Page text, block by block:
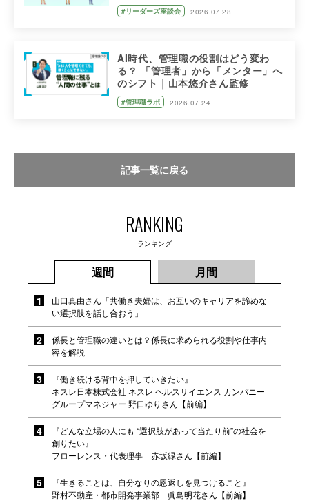
#リーダーズ座談会 2026.07.28
AI時代、管理職の役割はどう変わ
る？ 「管理者」から「メンター」へ
のシフト｜山本悠介さん監修
#管理職ラボ 2026.07.24
記事一覧に戻る
RANKING
ランキング
週間 月間
山口真由さん「共働き夫婦は、お互いのキャリアを諦めな
い選択肢を話し合おう」
係長と管理職の違いとは？係長に求められる役割や仕事内
容を解説
『働き続ける背中を押していきたい』
ネスレ日本株式会社 ネスレ ヘルスサイエンス カンパニー
グループマネジャー 野口ゆりさん【前編】
『どんな立場の人にも “選択肢があって当たり前”の社会を
創りたい』
フローレンス・代表理事 赤坂緑さん【前編】
『生きることは、自分なりの恩返しを見つけること』
野村不動産・都市開発事業部 眞島明花さん【前編】